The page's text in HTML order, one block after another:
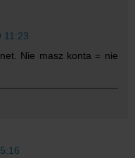
11:23
Nie masz konta = nie